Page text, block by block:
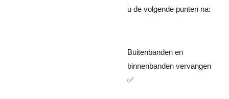
u de volgende punten na:
Buitenbanden en
binnenbanden vervangen
✅️